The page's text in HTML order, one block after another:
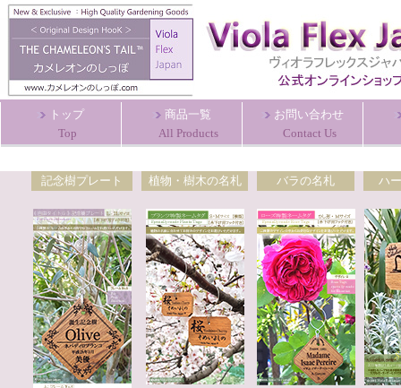
トップ
Top
商品一覧
All Products
お問い合わせ
Contact Us
記念樹プレート 植物・樹木の名札 バラの名札 ハ